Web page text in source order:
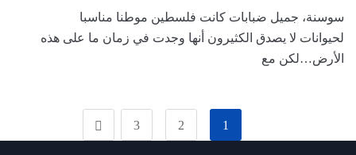
سوسنة، جميل ضبابات كانت فلسطين موطنا مناسبا
لحيوانات لا يصدق الكثيرون أنها وجدت في زمان ما على هذه
الأرض…لكن مع
1
2
3